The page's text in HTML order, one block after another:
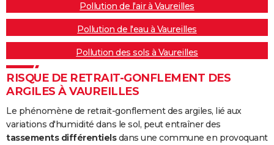
Pollution de l'air à Vaureilles
Pollution de l'eau à Vaureilles
Pollution des sols à Vaureilles
RISQUE DE RETRAIT-GONFLEMENT DES
ARGILES À VAUREILLES
Le phénomène de retrait-gonflement des argiles, lié aux
variations d'humidité dans le sol, peut entraîner des
tassements différentielsdans une commune en provoquant